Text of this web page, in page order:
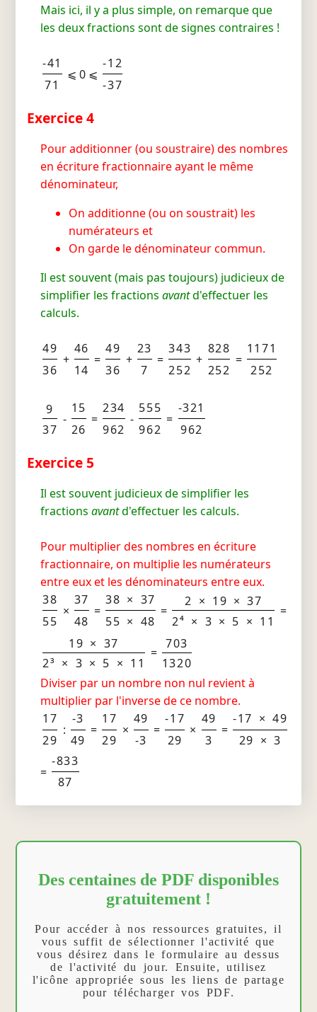
Mais ici, il y a plus simple, on remarque que
les deux fractions sont de signes contraires !
-41
71
⩽ 0 ⩽
-12
-37
Exercice 4
Pour additionner (ou soustraire) des nombres
en écriture fractionnaire ayant le même
dénominateur,
On additionne (ou on soustrait) les
numérateurs et
On garde le dénominateur commun.
Il est souvent (mais pas toujours) judicieux de
simplifier les fractions avantd'effectuer les
calculs.
49
36
+
46
14
=
49
36
+
23
7
=
343
252
+
828
252
=
1171
252
9
37
-
15
26
=
234
962
-
555
962
=
-321
962
Exercice 5
Il est souvent judicieux de simplifier les
fractions avantd'effectuer les calculs.
Pour multiplier des nombres en écriture
fractionnaire, on multiplie les numérateurs
entre eux et les dénominateurs entre eux.
38
55
×
37
48
=
38 × 37
55 × 48
=
2 × 19 × 37
2⁴ × 3 × 5 × 11
=
19 × 37
2³ × 3 × 5 × 11
=
703
1320
Diviser par un nombre non nul revient à
multiplier par l'inverse de ce nombre.
17
29
:
-3
49
=
17
29
×
49
-3
=
-17
29
×
49
3
=
-17 × 49
29 × 3
=
-833
87
Des centaines de PDF disponibles
gratuitement !
Pour accéder à nos ressources gratuites, il
vous suffit de sélectionner l'activité que
vous désirez dans le formulaire au dessus
de l'activité du jour. Ensuite, utilisez
l'icône appropriée sous les liens de partage
pour télécharger vos PDF.